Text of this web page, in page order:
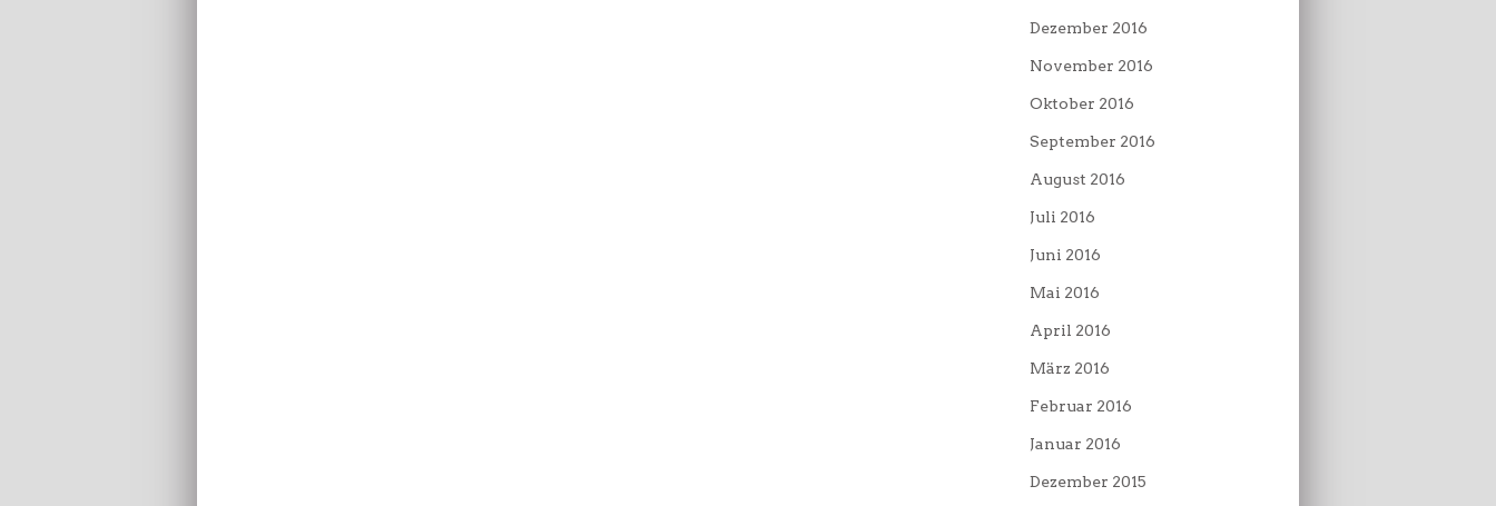
Dezember 2016
November 2016
Oktober 2016
September 2016
August 2016
Juli 2016
Juni 2016
Mai 2016
April 2016
März 2016
Februar 2016
Januar 2016
Dezember 2015